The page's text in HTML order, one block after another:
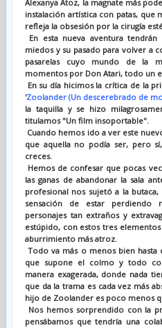
Alexanya Atoz, la magnate más
instalación artística con patas, que
refleja la obsesión por la cirugía
En esta nueva aventura
miedos y su pasado para volver a
pasarelas cuyo mundo de la
momentos por Don Atari, todo un
En su día hicimos la crítica de la
'Zoolander (Un descerebrado de
la taquilla y se hizo
titulamos "Un film insoportable".
Cuando hemos ido a ver este
que aquella no podía ser, pero
creces.
Hemos de confesar que pocas
las ganas de abandonar la sala
profesional nos sujetó a la
sensación de estar perdiendo
personajes tan extraños y
estúpido, con estos tres
aburrimiento más atroz.
Todo va más o menos bien hasta
que supone el colmo y todo
manera exagerada, donde nada
que da la trama es cada vez más
hijo de Zoolander es poco menos
Nos hemos sorprendido con la
pensábamos que tendría una